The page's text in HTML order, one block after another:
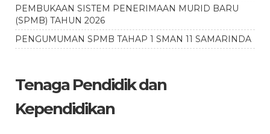
PEMBUKAAN SISTEM PENERIMAAN MURID BARU
(SPMB) TAHUN 2026
PENGUMUMAN SPMB TAHAP 1 SMAN 11 SAMARINDA
Tenaga Pendidik dan
Kependidikan